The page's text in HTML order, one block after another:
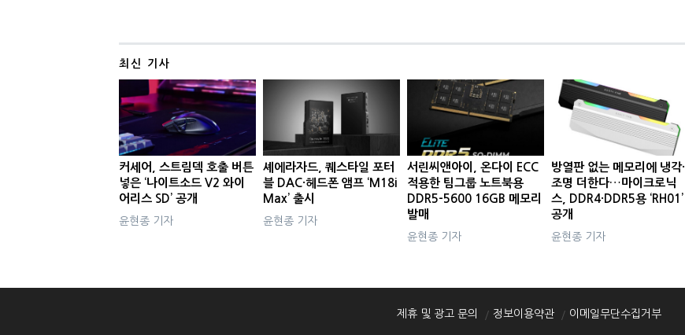
최신 기사
커세어, 스트림덱 호출 버튼
넣은 ‘나이트소드 V2 와이
어리스 SD’ 공개
윤현종 기자
셰에라자드, 퀘스타일 포터
블 DAC·헤드폰 앰프 ‘M18i
Max’ 출시
윤현종 기자
서린씨앤아이, 온다이 ECC
적용한 팀그룹 노트북용
DDR5-5600 16GB 메모리
발매
윤현종 기자
방열판 없는 메모리에 냉각·
조명 더한다…마이크로닉
스, DDR4·DDR5용 ‘RH01’
공개
윤현종 기자
제휴 및 광고 문의 정보이용약관 이메일무단수집거부